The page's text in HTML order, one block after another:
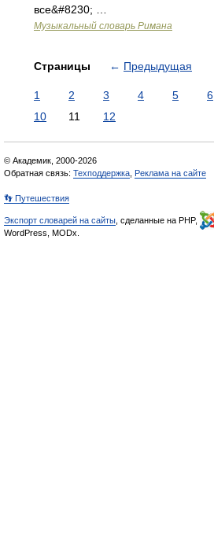
все&#8230; …
Музыкальный словарь Римана
Страницы ← Предыдущая
1 2 3 4 5 6
10
11 12
© Академик, 2000-2026
Обратная связь: Техподдержка Реклама на сайте
👣 Путешествия
Экспорт словарей на сайты , сделанные на PHP,
WordPress, MODx.